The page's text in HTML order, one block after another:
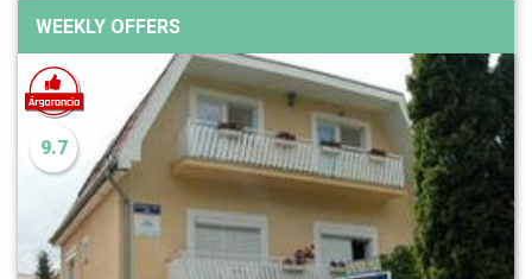
WEEKLY OFFERS
9.7